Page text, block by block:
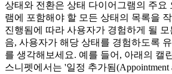
상태와 전환은 상태 다이어그램의 주요
램에 포함해야 할 모든 상태의 목록을
진행됨에 따라 사용자가 경험하게 될
음, 사용자가 해당 상태를 경험하도록
를 생각해보세요. 예를 들어, 아래의 캘
스니펫에서는 '일정 추가됨(Appointment